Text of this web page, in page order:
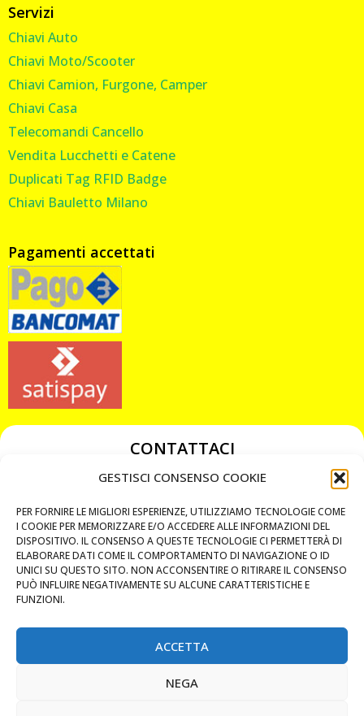
GESTISCI CONSENSO COOKIE
PER FORNIRE LE MIGLIORI ESPERIENZE, UTILIZZIAMO TECNOLOGIE COME
I COOKIE PER MEMORIZZARE E/O ACCEDERE ALLE INFORMAZIONI DEL
DISPOSITIVO. IL CONSENSO A QUESTE TECNOLOGIE CI PERMETTERÀ DI
ELABORARE DATI COME IL COMPORTAMENTO DI NAVIGAZIONE O ID
UNICI SU QUESTO SITO. NON ACCONSENTIRE O RITIRARE IL CONSENSO
PUÒ INFLUIRE NEGATIVAMENTE SU ALCUNE CARATTERISTICHE E
FUNZIONI.
ACCETTA
NEGA
Servizi
Chiavi Auto
Chiavi Moto/Scooter
Chiavi Camion, Furgone, Camper
Chiavi Casa
Telecomandi Cancello
Vendita Lucchetti e Catene
Duplicati Tag RFID Badge
Chiavi Bauletto Milano
Pagamenti accettati
CONTATTACI
349 3863811
chiavicodificate@gmail.com
Privacy Policy
Cookie Policy
MAPS
CHIAMA ORA